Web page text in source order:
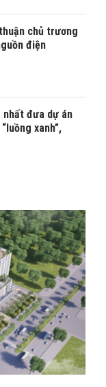
chủ trương
điện
nhất đưa dự án
xanh”,